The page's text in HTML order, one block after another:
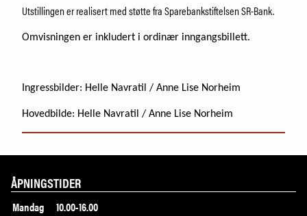
Utstillingen er realisert med støtte fra Sparebankstiftelsen SR-Bank.
Omvisningen er inkludert i ordinær inngangsbillett.
Ingressbilder: Helle Navratil / Anne Lise Norheim
Hovedbilde: Helle Navratil / Anne Lise Norheim
ÅPNINGSTIDER
Mandag
10.00-16.00